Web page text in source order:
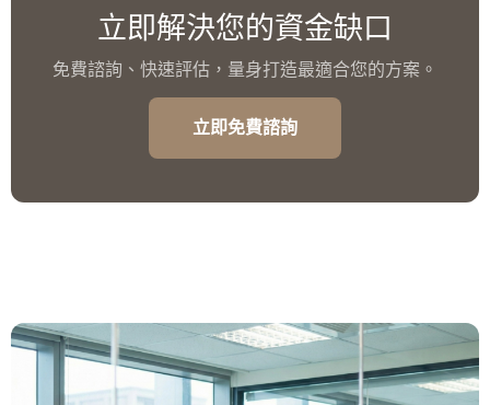
立即解決您的資金缺口
免費諮詢、快速評估，量身打造最適合您的方案。
立即免費諮詢